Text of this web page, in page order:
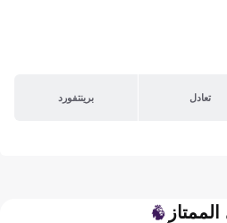
تعادل برينتفورد